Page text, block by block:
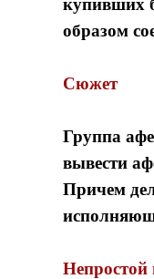
купивших
образом
Сюжет
Группа
вывести
Причем
Непростой